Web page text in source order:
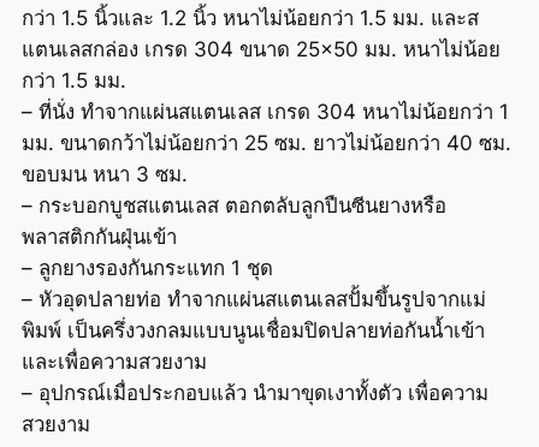
กว่า 1.5 นิ้วและ 1.2 นิ้ว หนาไม่น้อยกว่า 1.5 มม. และส
แตนเลสกล่อง เกรด 304 ขนาด 25×50 มม. หนาไม่น้อย
กว่า 1.5 มม.
– ที่นั่ง ทำจากแผ่นสแตนเลส เกรด 304 หนาไม่น้อยกว่า 1
มม. ขนาดกว้าไม่น้อยกว่า 25 ซม. ยาวไม่น้อยกว่า 40 ซม.
ขอบมน หนา 3 ซม.
– กระบอกบูชสแตนเลส ตอกตลับลูกปืนซีนยางหรือ
พลาสติกกันฝุ่นเข้า
– ลูกยางรองกันกระแทก 1 ชุด
– หัวอุดปลายท่อ ทำจากแผ่นสแตนเลสปั้มขึ้นรูปจากแม่
พิมพ์ เป็นครึ่งวงกลมแบบนูนเชื่อมปิดปลายท่อกันน้ำเข้า
และเพื่อความสวยงาม
– อุปกรณ์เมื่อประกอบแล้ว นำมาขุดเงาทั้งตัว เพื่อความ
สวยงาม